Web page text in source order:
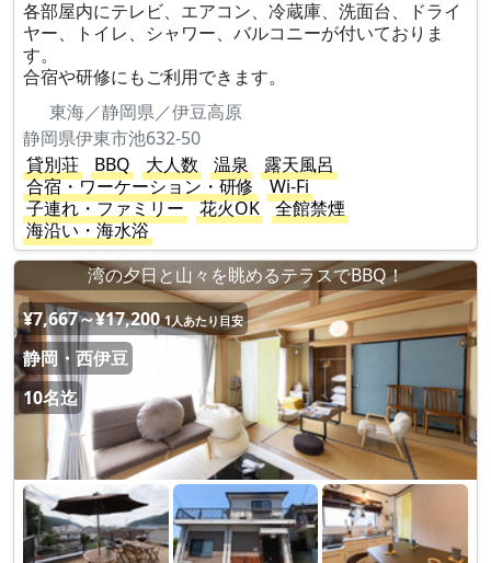
各部屋内にテレビ、エアコン、冷蔵庫、洗面台、ドライ
ヤー、トイレ、シャワー、バルコニーが付いておりま
す。
合宿や研修にもご利用できます。
東海／静岡県／伊豆高原
静岡県伊東市池632-50
貸別荘
BBQ 大人数 温泉
露天風呂
合宿・ワーケーション・研修
Wi-Fi
子連れ・ファミリー
花火OK
全館禁煙
海沿い・海水浴
湾の夕日と山々を眺めるテラスでBBQ！
¥7,667～¥17,200 1人あたり目安
静岡・西伊豆
10名迄